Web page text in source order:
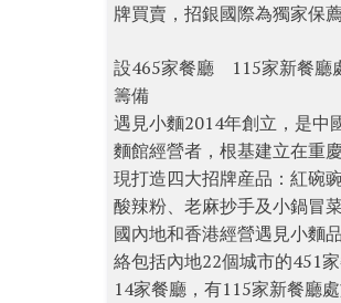
牌買賣，招銀國際為獨家保薦
設465家餐廳 115家新餐廳
籌備
遇見小麵2014年創立，是中
麵館經營者，根基建立在重
現打造四大招牌産品：紅碗
酸辣粉、老麻抄手及小鍋冒
國內地和香港經營遇見小麵
絡包括內地22個城市的451
14家餐廳，有115家新餐廳